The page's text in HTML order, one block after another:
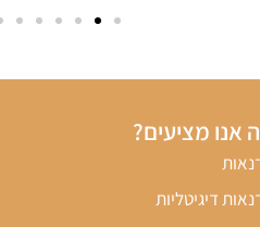
אנו מציעים?
דיגיטליות